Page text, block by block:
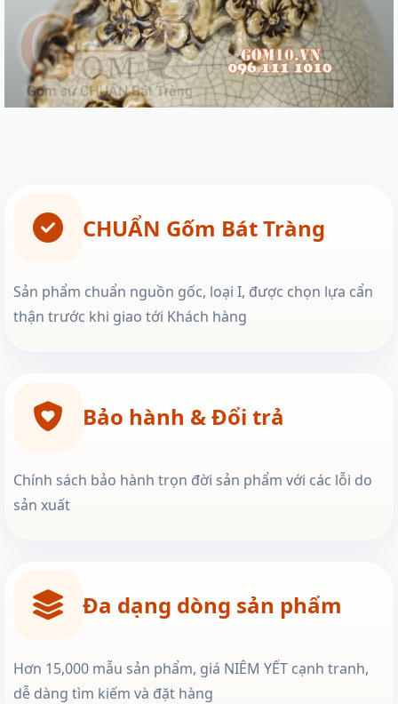
CHUẨN Gốm Bát Tràng
Sản phẩm chuẩn nguồn gốc, loại I, được chọn lựa cẩn
thận trước khi giao tới Khách hàng
Bảo hành & Đổi trả
Chính sách bảo hành trọn đời sản phẩm với các lỗi do
sản xuất
Đa dạng dòng sản phẩm
Hơn 15,000 mẫu sản phẩm, giá NIÊM YẾT cạnh tranh,
dễ dàng tìm kiếm và đặt hàng